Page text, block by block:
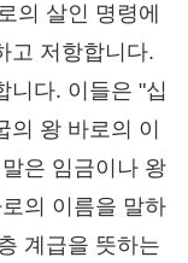
의 살인 명령에
고 저항합니다.
니다. 이들은 "십
왕 바로의 이
은 임금이나 왕
의 이름을 말하
계급을 뜻하는